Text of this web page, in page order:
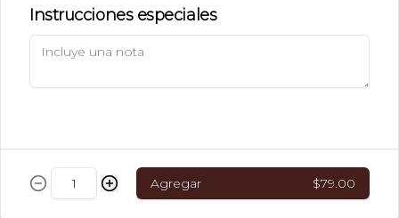
$46.00
JUGO DE FRUTA NATURAL
$46.00
Instrucciones especiales
Agregar $79.00